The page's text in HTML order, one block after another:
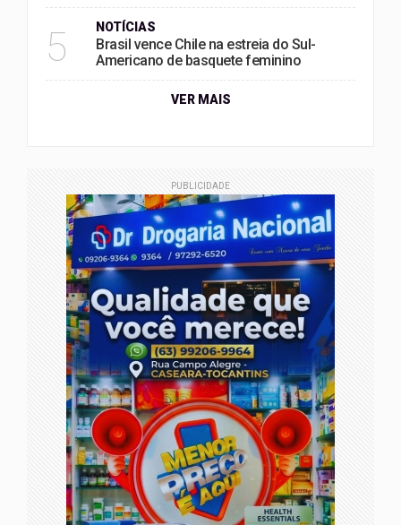
5 NOTÍCIAS
Brasil vence Chile na estreia do Sul-
Americano de basquete feminino
VER MAIS
PUBLICIDADE